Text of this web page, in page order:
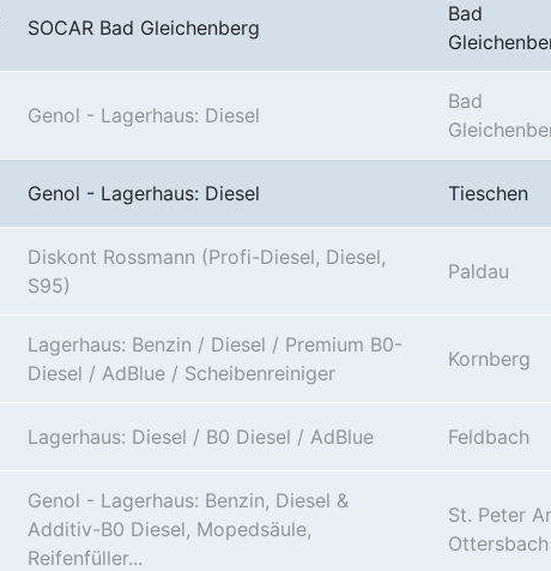
SOCAR Bad Gleichenberg
Bad
Genol - Lagerhaus: Diesel
Bad
Genol - Lagerhaus: Diesel Tieschen
Diskont Rossmann (Profi-Diesel, Diesel,
S95)
Paldau
Lagerhaus: Benzin / Diesel / Premium B0-
Diesel / AdBlue / Scheibenreiniger
Kornberg
Lagerhaus: Diesel / B0 Diesel / AdBlue Feldbach
Genol - Lagerhaus: Benzin, Diesel &
Additiv-B0 Diesel, Mopedsäule,
Reifenfüller...
St. Peter
Ottersbach